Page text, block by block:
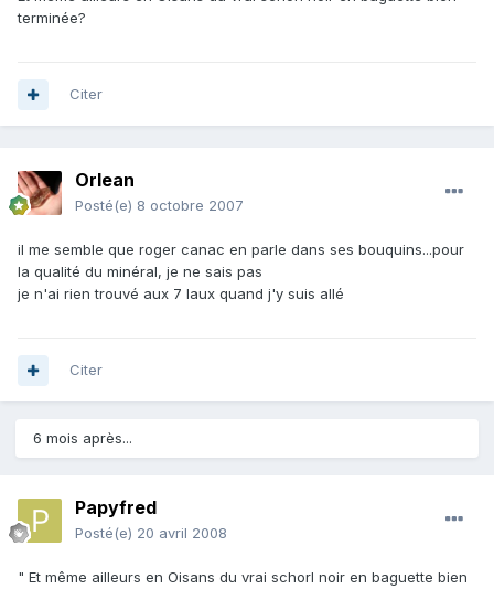
terminée?
Citer
Orlean
Posté(e) 8 octobre 2007
il me semble que roger canac en parle dans ses bouquins...pour
la qualité du minéral, je ne sais pas
je n'ai rien trouvé aux 7 laux quand j'y suis allé
Citer
6 mois après...
Papyfred
Posté(e) 20 avril 2008
" Et même ailleurs en Oisans du vrai schorl noir en baguette bien